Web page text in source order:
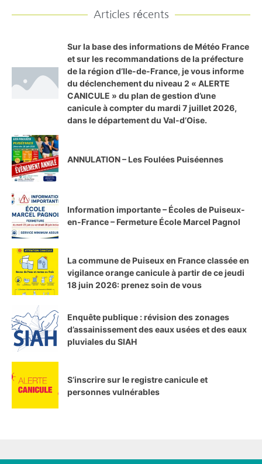
Articles récents
Sur la base des informations de Météo France
et sur les recommandations de la préfecture
de la région d’Ile-de-France, je vous informe
du déclenchement du niveau 2 « ALERTE
CANICULE » du plan de gestion d’une
canicule à compter du mardi 7 juillet 2026,
dans le département du Val-d’Oise.
ANNULATION – Les Foulées Puiséennes
Information importante – Écoles de Puiseux-
en-France – Fermeture École Marcel Pagnol
La commune de Puiseux en France classée en
vigilance orange canicule à partir de ce jeudi
18 juin 2026: prenez soin de vous
Enquête publique : révision des zonages
d’assainissement des eaux usées et des eaux
pluviales du SIAH
S’inscrire sur le registre canicule et
personnes vulnérables